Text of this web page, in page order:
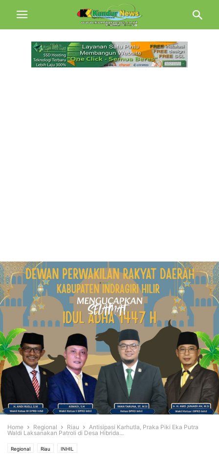
Home Regional Riau
Antisipasi Karhutla, Praka Piki Eka Putra
Waldi Laksanakan Patroli di Desa Hibrida...
Regional Riau INHIL